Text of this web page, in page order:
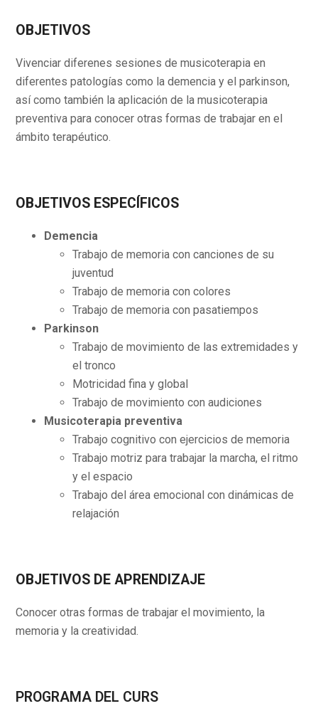
OBJETIVOS
Vivenciar diferenes sesiones de musicoterapia en
diferentes patologías como la demencia y el parkinson,
así como también la aplicación de la musicoterapia
preventiva para conocer otras formas de trabajar en el
ámbito terapéutico.
OBJETIVOS ESPECÍFICOS
Demencia
Trabajo de memoria con canciones de su
juventud
Trabajo de memoria con colores
Trabajo de memoria con pasatiempos
Parkinson
Trabajo de movimiento de las extremidades y
el tronco
Motricidad fina y global
Trabajo de movimiento con audiciones
Musicoterapia preventiva
Trabajo cognitivo con ejercicios de memoria
Trabajo motriz para trabajar la marcha, el ritmo
y el espacio
Trabajo del área emocional con dinámicas de
relajación
OBJETIVOS DE APRENDIZAJE
Conocer otras formas de trabajar el movimiento, la
memoria y la creatividad.
PROGRAMA DEL CURS